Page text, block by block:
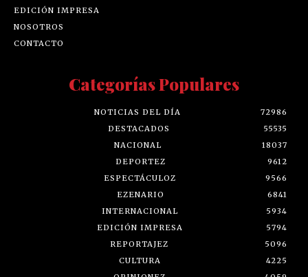
EDICIÓN IMPRESA
NOSOTROS
CONTACTO
Categorías Populares
NOTICIAS DEL DÍA
72986
DESTACADOS
55535
NACIONAL
18037
DEPORTEZ
9612
ESPECTÁCULOZ
9566
EZENARIO
6841
INTERNACIONAL
5934
EDICIÓN IMPRESA
5794
REPORTAJEZ
5096
CULTURA
4225